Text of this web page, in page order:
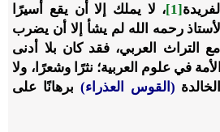
[1]
، لا يملك إلا أن يقع أسيرًا
رحمه الله لم يشأ إلا أن يضرب
التراث العربي، فقد كان بلا أدنى
في علوم العربية؛ نثرًا وشعرًا، ولا
(القوس العذراء) برهانًا على